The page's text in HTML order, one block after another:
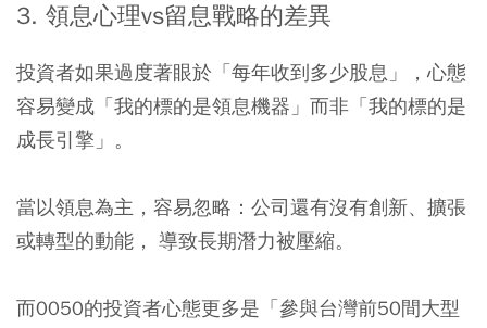
3. 領息心理vs留息戰略的差異
投資者如果過度著眼於「每年收到多少股息」，心態
容易變成「我的標的是領息機器」而非「我的標的是
成長引擎」。
當以領息為主，容易忽略：公司還有沒有創新、擴張
或轉型的動能， 導致長期潛力被壓縮。
而0050的投資者心態更多是「參與台灣前50間大型